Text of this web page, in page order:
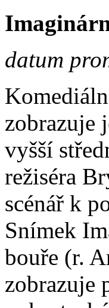
datum
zobrazuje
vyšší
režiséra
scénář k
Snímek
bouře (r.
zobrazuje